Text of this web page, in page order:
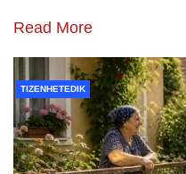
Read More
TIZENHETEDIK